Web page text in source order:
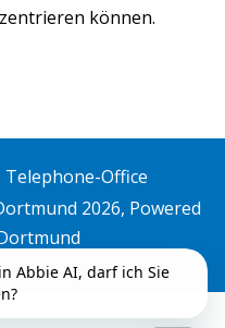
können.
Telephone-Office
2026, Powered